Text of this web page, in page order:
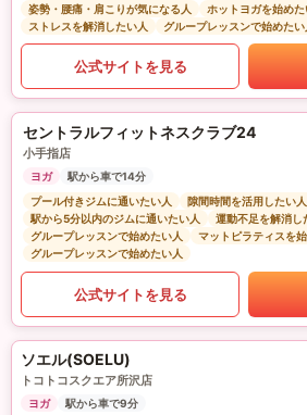
姿勢・腰痛・肩こりが気になる人
ホットヨガを始めた
ストレスを解消したい人
グループレッスンで始めたい
公式サイトを見る
セントラルフィットネスクラブ24
小手指店
ヨガ
駅から車で14分
プール付きジムに通いたい人
隙間時間を活用したい人
駅から5分以内のジムに通いたい人
運動不足を解消し
グループレッスンで始めたい人
マットピラティスを
グループレッスンで始めたい人
公式サイトを見る
ソエル(SOELU)
トコトコスクエア所沢店
ヨガ 駅から車で9分